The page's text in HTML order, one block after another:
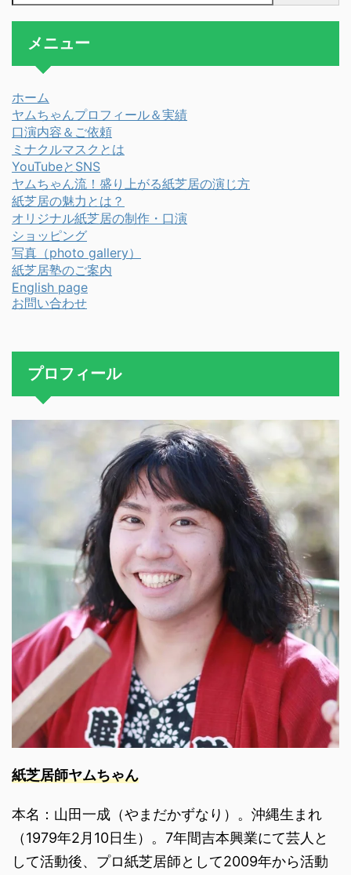
メニュー
ホーム
ヤムちゃんプロフィール＆実績
口演内容＆ご依頼
ミナクルマスクとは
YouTubeとSNS
ヤムちゃん流！盛り上がる紙芝居の演じ方
紙芝居の魅力とは？
オリジナル紙芝居の制作・口演
ショッピング
写真（photo gallery）
紙芝居塾のご案内
English page
お問い合わせ
プロフィール
紙芝居師ヤムちゃん
本名：山田一成（やまだかずなり）。沖縄生まれ
（1979年2月10日生）。7年間吉本興業にて芸人と
して活動後、プロ紙芝居師として2009年から活動